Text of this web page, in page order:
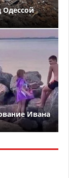
Одессой
Ивана